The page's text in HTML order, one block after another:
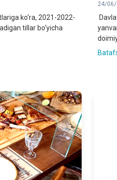
ko‘ra, 2021-2022-
tillar bo‘yicha
24/